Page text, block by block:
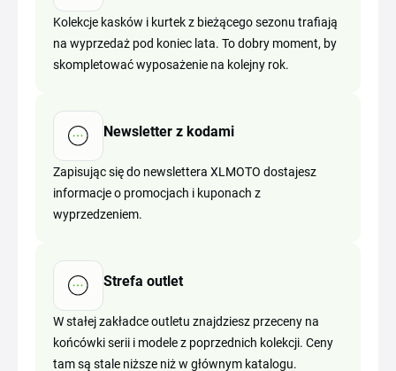
Kolekcje kasków i kurtek z bieżącego sezonu trafiają
na wyprzedaż pod koniec lata. To dobry moment, by
skompletować wyposażenie na kolejny rok.
Newsletter z kodami
Zapisując się do newslettera XLMOTO dostajesz
informacje o promocjach i kuponach z
wyprzedzeniem.
Strefa outlet
W stałej zakładce outletu znajdziesz przeceny na
końcówki serii i modele z poprzednich kolekcji. Ceny
tam są stale niższe niż w głównym katalogu.